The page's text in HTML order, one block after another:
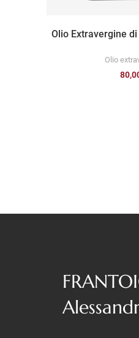
Olio Extravergine
Olio